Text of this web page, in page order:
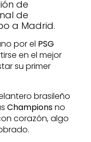
de
de
a Madrid.
por el PSG
en el mejor
su primer
brasileño
Championsno
corazón, algo